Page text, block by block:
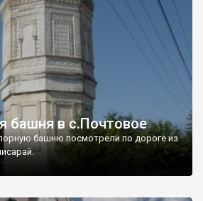
башня в с.Почтовое
башню посмотрели по дороге из